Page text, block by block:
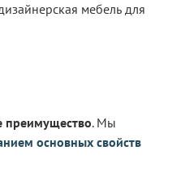
мебель для
преимущество. Мы
основных свойств